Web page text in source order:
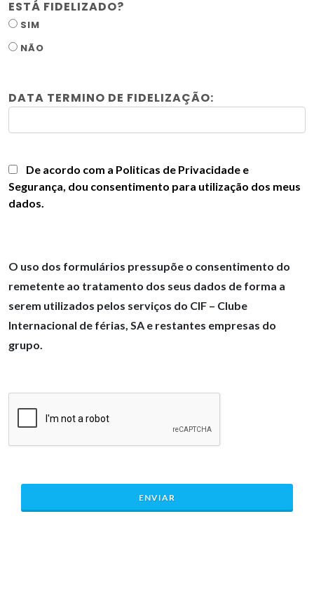
ESTÁ FIDELIZADO?
SIM
NÃO
DATA TERMINO DE FIDELIZAÇÃO:
De acordo com a Politicas de Privacidade e
Segurança, dou consentimento para utilização dos meus
dados.
O uso dos formulários pressupõe o consentimento do
remetente ao tratamento dos seus dados de forma a
serem utilizados pelos serviços do CIF – Clube
Internacional de férias, SA e restantes empresas do
grupo.